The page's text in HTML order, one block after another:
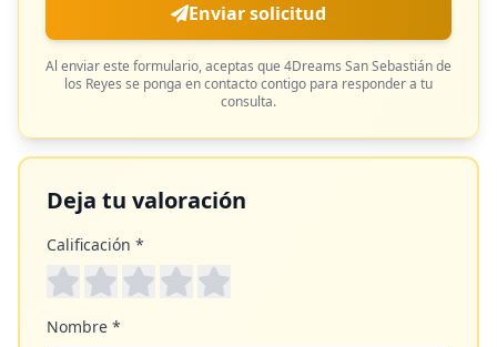
Enviar solicitud
Al enviar este formulario, aceptas que 4Dreams San Sebastián de
los Reyes se ponga en contacto contigo para responder a tu
consulta.
Deja tu valoración
Calificación *
Nombre *